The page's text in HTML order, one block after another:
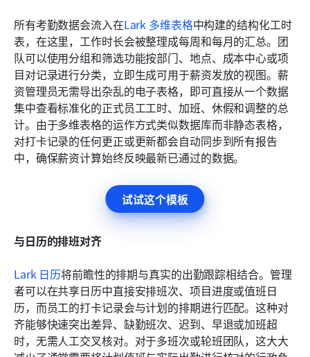
所有考勤数据会流入在Lark 多维表格中构建的结构化工时
表，在这里，工作时长会被整理成每周和每月的汇总。团
队可以使用分组和筛选功能按部门、地点、成本中心或项
目对记录进行分类，立即生成可用于薪资发放的视图。薪
资管理员无需导出杂乱的电子表格，即可直接从一个数据
集中查看标准化的正式员工工时、加班、休假和调整的总
计。由于多维表格的运作方式类似数据库而非静态表格，
对打卡记录的任何更正或更新都会自动同步到所有报告
中，确保薪资计算始终反映最新已通过的数据。
试试这个模板
与日历的排班对齐
Lark 日历将前瞻性的排期与真实的出勤跟踪相结合。管理
者可以在共享日历中直接安排班次、项目进度或值班日
历，而员工的打卡记录会与计划的排期进行匹配。这种对
齐能够快速突出差异、缺勤班次、迟到、早退或加班超
时，无需人工交叉核对。对于多班次或轮班团队，这大大